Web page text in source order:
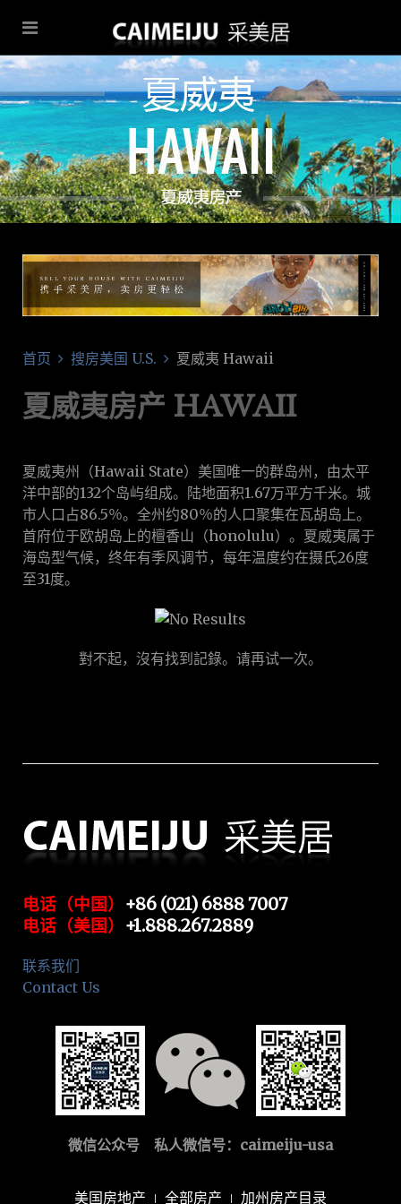
首页 搜房美国 U.S. 夏威夷 Hawaii
夏威夷房产 HAWAII
夏威夷州（Hawaii State）美国唯一的群岛州，由太平
洋中部的132个岛屿组成。陆地面积1.67万平方千米。城
市人口占86.5％。全州约80％的人口聚集在瓦胡岛上。
首府位于欧胡岛上的檀香山（honolulu）。夏威夷属于
海岛型气候，终年有季风调节，每年温度约在摄氏26度
至31度。
對不起，沒有找到記錄。请再试一次。
电话（中国） +86 (021) 6888 7007
电话（美国） +1.888.267.2889
联系我们
Contact Us
微信公众号 私人微信号： caimeiju-usa
美国房地产 全部房产 加州房产目录